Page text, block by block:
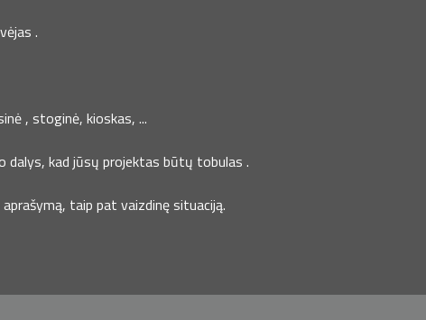
.
, stoginė, kioskas, ...
dalys, kad jūsų projektas būtų tobulas .
taip pat vaizdinę situaciją.